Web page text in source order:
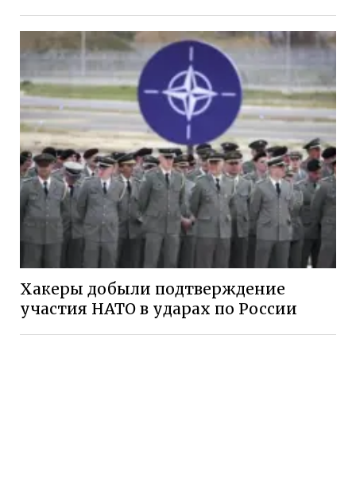
Хакеры добыли подтверждение
участия НАТО в ударах по России